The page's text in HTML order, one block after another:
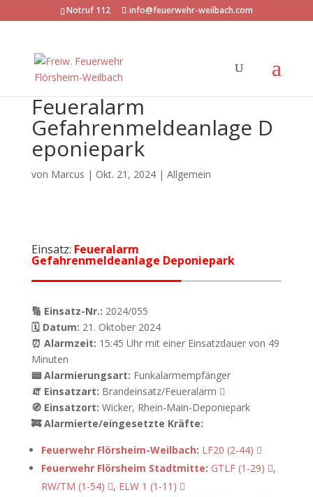
Notruf 112 info@feuerwehr-weilbach.com
Feueralarm
Gefahrenmeldeanlage D
eponiepark
von Marcus | Okt. 21, 2024| Allgemein
Einsatz: Feueralarm
Gefahrenmeldeanlage Deponiepark
🔢 Einsatz-Nr.: 2024/055
🗓 Datum: 21. Oktober 2024
⏰ Alarmzeit: 15:45 Uhr mit einer Einsatzdauer von 49
Minuten
📟 Alarmierungsart: Funkalarmempfänger
🧯 Einsatzart: Brandeinsatz/Feueralarm
🧭 Einsatzort: Wicker, Rhein-Main-Deponiepark
🚒 Alarmierte/eingesetzte Kräfte:
Feuerwehr Flörsheim-Weilbach: LF20 (2-44)
Feuerwehr Flörsheim Stadtmitte: GTLF (1-29)
,
RW/TM (1-54)
, ELW 1 (1-11)